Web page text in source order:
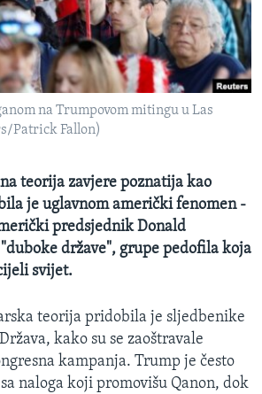
na Trumpovom mitingu u Las
Patrick Fallon)
teorija zavjere poznatija kao
je uglavnom američki fenomen -
predsjednik Donald
države", grupe pedofila koja
svijet.
teorija pridobila je sljedbenike
kako su se zaoštravale
kampanja. Trump je često
naloga koji promovišu Qanon, dok